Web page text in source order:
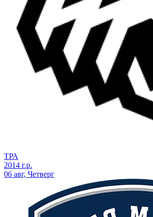
ТРА
2014 г.р.
06 авг, Четверг